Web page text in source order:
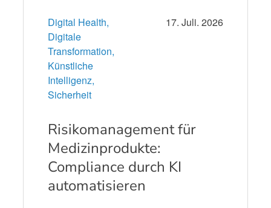
Digital Health,
Digitale
Transformation,
Künstliche
Intelligenz,
Sicherheit
17. Juli. 2026
Risikomanagement für
Medizinprodukte:
Compliance durch KI
automatisieren